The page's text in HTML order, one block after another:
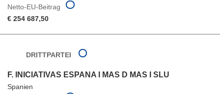
Netto-EU-Beitrag
€ 254 687,50
DRITTPARTEI
F. INICIATIVAS ESPANA I MAS D MAS I SLU
Spanien